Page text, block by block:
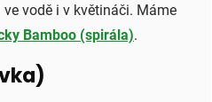
vodě i v květináči. Máme
Bamboo (spirála).